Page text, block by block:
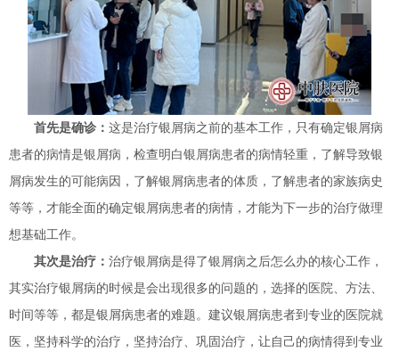
首先是确诊： 这是治疗银屑病之前的基本工作，只有确定银屑病
患者的病情是银屑病，检查明白银屑病患者的病情轻重，了解导致银
屑病发生的可能病因，了解银屑病患者的体质，了解患者的家族病史
等等，才能全面的确定银屑病患者的病情，才能为下一步的治疗做理
想基础工作。
其次是治疗： 治疗银屑病是得了银屑病之后怎么办的核心工作，
其实治疗银屑病的时候是会出现很多的问题的，选择的医院、方法、
时间等等，都是银屑病患者的难题。建议银屑病患者到专业的医院就
医，坚持科学的治疗，坚持治疗、巩固治疗，让自己的病情得到专业